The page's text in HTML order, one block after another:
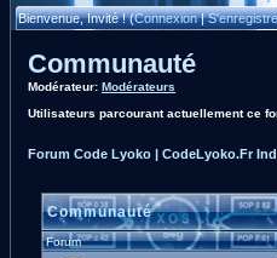
Bienvenue, Invité ! (Connexion|
Communauté
Modérateur: Modérateurs
Utilisateurs parcourant actuellement ce
Forum Code Lyoko | CodeLyoko.Fr
Communauté
Forum